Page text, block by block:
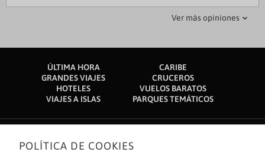
Habitaciones y jardines sucios, bar cerrado. Cena mal
organizada, tuvimos que esperar 1 hora para poder ser
atendidos. Lo peor el desayuno, pobre, de mala calidad, caro
y a demás la camarera mal educada, mal humorada, no
sonríe, grita a los clientes, no vi que cumpliera protocolos
covid, ha roto platos 2 veces. Deberían despedir a personal
así, no tiene ni idea de lo que es ser una profesional
Elegimos el hotel por su ubicación y buena valoración.
Habitación amplia, con terraza y vistas a La Pedrera; la cama
muy cómoda y la ducha un lujo (agua con mucha presión).
Los desayunos buenos, con buen ambiente. Tienen una
terraza en la parte de arriba que es una maravilla. Lo
recomendaría con los ojos cerrados.
Ver más opiniones
ÚLTIMA HORA
CARIBE
GRANDES VIAJES
CRUCEROS
HOTELES
VUELOS BARATOS
VIAJES A ISLAS
PARQUES TEMÁTICOS
Sobre nosotros
POLÍTICA DE COOKIES